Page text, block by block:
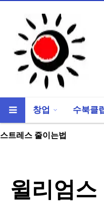
창업 수북클
스트레스 줄이는법
윌리엄